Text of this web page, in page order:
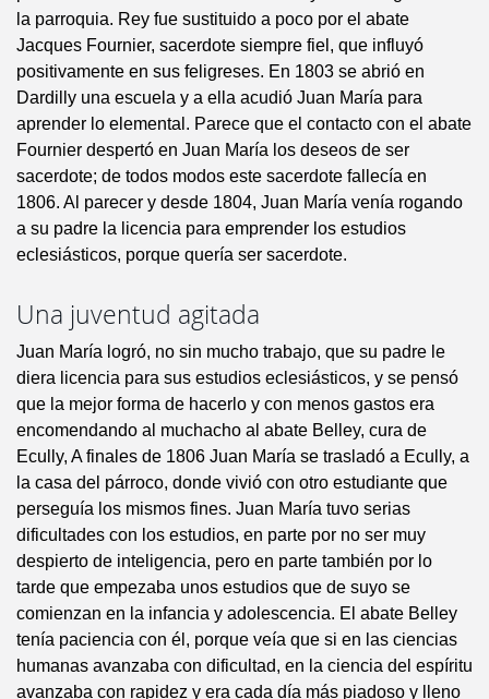
la parroquia. Rey fue sustituido a poco por el abate
Jacques Fournier, sacerdote siempre fiel, que influyó
positivamente en sus feligreses. En 1803 se abrió en
Dardilly una escuela y a ella acudió Juan María para
aprender lo elemental. Parece que el contacto con el abate
Fournier despertó en Juan María los deseos de ser
sacerdote; de todos modos este sacerdote fallecía en
1806. Al parecer y desde 1804, Juan María venía rogando
a su padre la licencia para emprender los estudios
eclesiásticos, porque quería ser sacerdote.
Una juventud agitada
Juan María logró, no sin mucho trabajo, que su padre le
diera licencia para sus estudios eclesiásticos, y se pensó
que la mejor forma de hacerlo y con menos gastos era
encomendando al muchacho al abate Belley, cura de
Ecully, A finales de 1806 Juan María se trasladó a Ecully, a
la casa del párroco, donde vivió con otro estudiante que
perseguía los mismos fines. Juan María tuvo serias
dificultades con los estudios, en parte por no ser muy
despierto de inteligencia, pero en parte también por lo
tarde que empezaba unos estudios que de suyo se
comienzan en la infancia y adolescencia. El abate Belley
tenía paciencia con él, porque veía que si en las ciencias
humanas avanzaba con dificultad, en la ciencia del espíritu
avanzaba con rapidez y era cada día más piadoso y lleno